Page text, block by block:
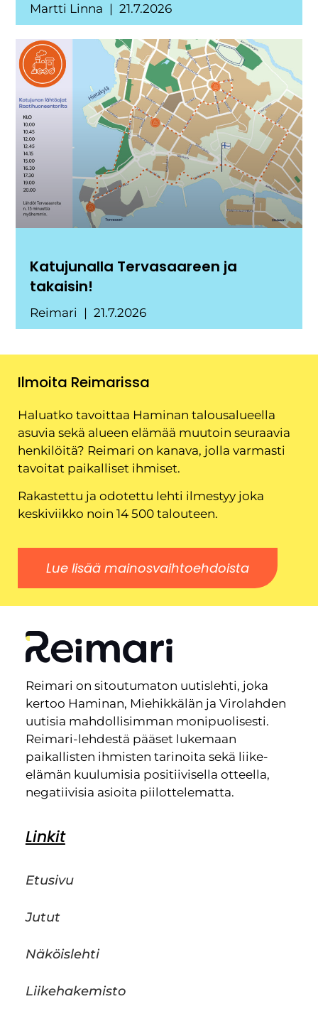
Martti Linna 21.7.2026
Katujunalla Tervasaareen ja
takaisin!
Reimari 21.7.2026
Ilmoita Reimarissa
Haluatko tavoittaa Haminan talousalueella
asuvia sekä alueen elämää muutoin seuraavia
henkilöitä? Reimari on kanava, jolla varmasti
tavoitat paikalliset ihmiset.
Rakastettu ja odotettu lehti ilmestyy joka
keskiviikko noin 14 500 talouteen.
Lue lisää mainosvaihtoehdoista
Reimari on sitoutumaton uutislehti, joka
kertoo Haminan, Miehikkälän ja Virolahden
uutisia mahdollisimman monipuolisesti.
Reimari-lehdestä pääset lukemaan
paikallisten ihmisten tarinoita sekä liike-
elämän kuulumisia positiivisella otteella,
negatiivisia asioita piilottelematta.
Linkit
Etusivu
Jutut
Näköislehti
Liikehakemisto